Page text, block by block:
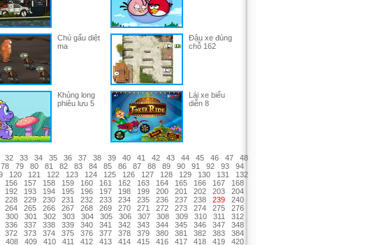
Chú gấu diệt
ma
Đậu xe đúng
chỗ 162
Khủng long
phiêu lưu 5
Lái xe biểu
diễn 8
32 33 34 35 36 37 38 39 40 41 42 43 44 45 46 47
48
78 79 80 81 82 83 84 85 86 87 88 89 90 91 92 93
94
120 121 122 123 124 125 126 127 128 129 130 131
132
156 157 158 159 160 161 162 163 164 165 166 167
168
192 193 194 195 196 197 198 199 200 201 202 203
204
228 229 230 231 232 233 234 235 236 237 238 239
240
264 265 266 267 268 269 270 271 272 273 274 275
276
300 301 302 303 304 305 306 307 308 309 310 311
312
336 337 338 339 340 341 342 343 344 345 346 347
348
372 373 374 375 376 377 378 379 380 381 382 383
384
408 409 410 411 412 413 414 415 416 417 418 419 420